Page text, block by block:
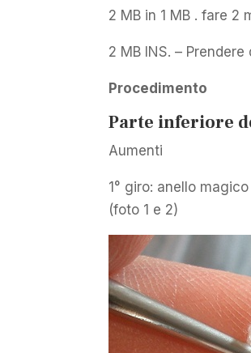
2 MB in 1 MB . fare 2
2 MB INS. –
Procedimento
Parte inferiore
Aumenti
1° giro: anello
(foto 1 e 2)